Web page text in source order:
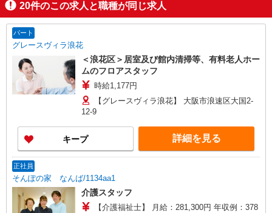
掲載期間終了
20件のこの求人と職種が同じ求人
パート
グレースヴィラ浪花
＜浪花区＞居室及び館内清掃等、有料老人ホー
ムのフロアスタッフ
時給1,177円
【グレースヴィラ浪花】 大阪市浪速区大国2-
12-9
キープ 詳細を見る
正社員
そんぽの家 なんば/1134aa1
介護スタッフ
【介護福祉士】 月給：281,300円 年収例：378